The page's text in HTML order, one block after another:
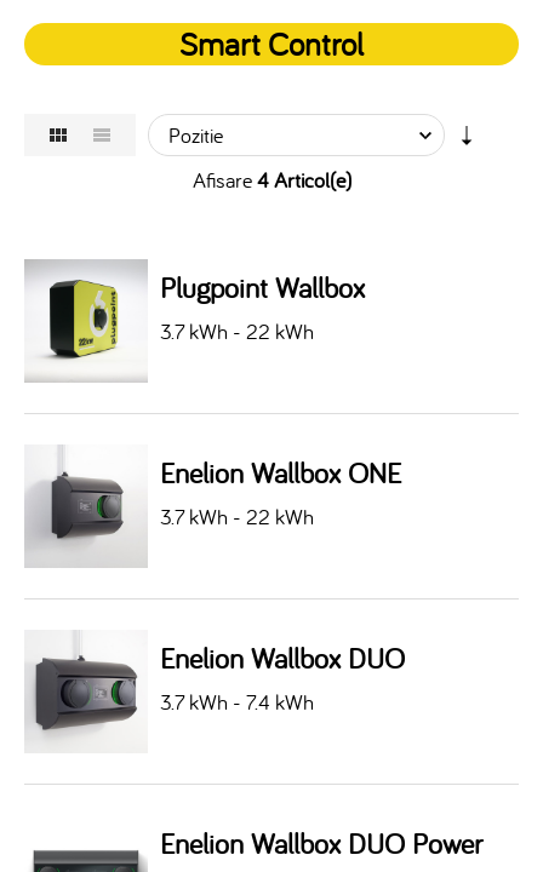
Smart Control
Afisare4 Articol(e)
Plugpoint Wallbox
3.7 kWh - 22 kWh
Enelion Wallbox ONE
3.7 kWh - 22 kWh
Enelion Wallbox DUO
3.7 kWh - 7.4 kWh
Enelion Wallbox DUO Power